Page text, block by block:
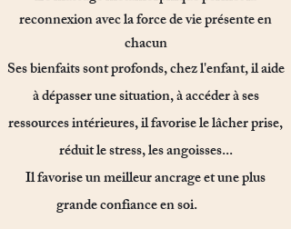
reconnexion avec la force de vie présente en
chacun
Ses bienfaits sont profonds, chez l'enfant, il aide
à dépasser une situation, à accéder à ses
ressources intérieures, il favorise le lâcher prise,
réduit le stress, les angoisses...
Il favorise un meilleur ancrage et une plus
grande confiance en soi.